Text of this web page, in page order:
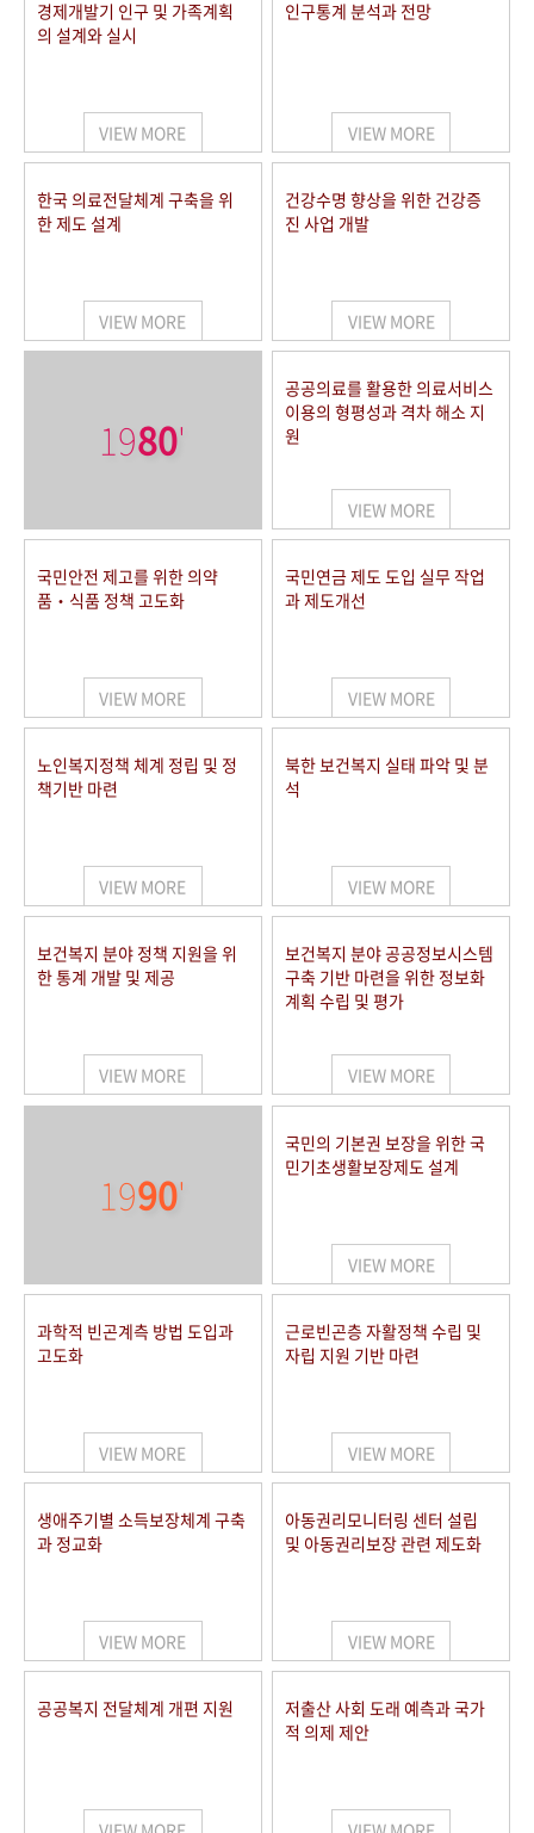
경제개발기 인구 및 가족계획
의 설계와 실시
VIEW MORE
인구통계 분석과 전망
VIEW MORE
한국 의료전달체계 구축을 위
한 제도 설계
VIEW MORE
건강수명 향상을 위한 건강증
진 사업 개발
VIEW MORE
1980'
공공의료를 활용한 의료서비스
이용의 형평성과 격차 해소 지
원
VIEW MORE
국민안전 제고를 위한 의약
품‧식품 정책 고도화
VIEW MORE
국민연금 제도 도입 실무 작업
과 제도개선
VIEW MORE
노인복지정책 체계 정립 및 정
책기반 마련
VIEW MORE
북한 보건복지 실태 파악 및 분
석
VIEW MORE
보건복지 분야 정책 지원을 위
한 통계 개발 및 제공
VIEW MORE
보건복지 분야 공공정보시스템
구축 기반 마련을 위한 정보화
계획 수립 및 평가
VIEW MORE
1990'
국민의 기본권 보장을 위한 국
민기초생활보장제도 설계
VIEW MORE
과학적 빈곤계측 방법 도입과
고도화
VIEW MORE
근로빈곤층 자활정책 수립 및
자립 지원 기반 마련
VIEW MORE
생애주기별 소득보장체계 구축
과 정교화
VIEW MORE
아동권리모니터링 센터 설립
및 아동권리보장 관련 제도화
VIEW MORE
공공복지 전달체계 개편 지원
저출산 사회 도래 예측과 국가
적 의제 제안